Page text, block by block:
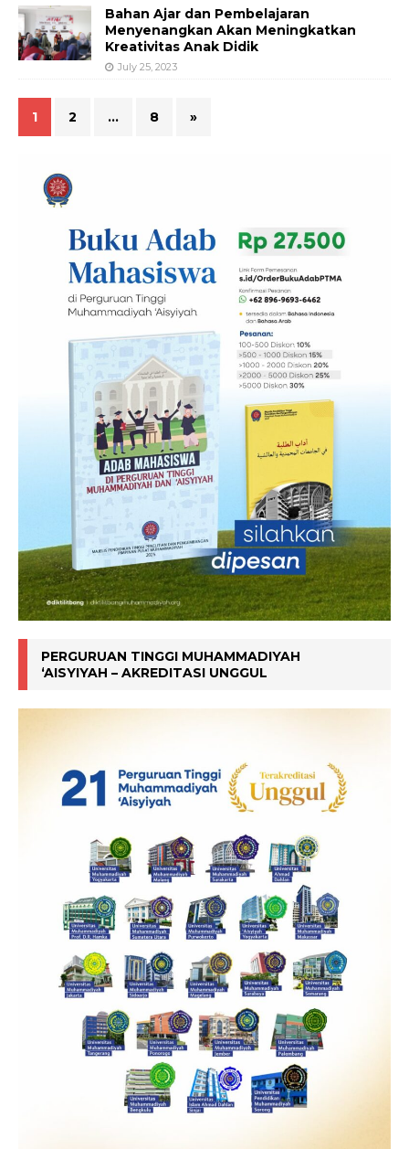
Bahan Ajar dan Pembelajaran
Menyenangkan Akan Meningkatkan
Kreativitas Anak Didik
July 25, 2023
1 2 … 8 »
PERGURUAN TINGGI MUHAMMADIYAH
‘AISYIYAH – AKREDITASI UNGGUL